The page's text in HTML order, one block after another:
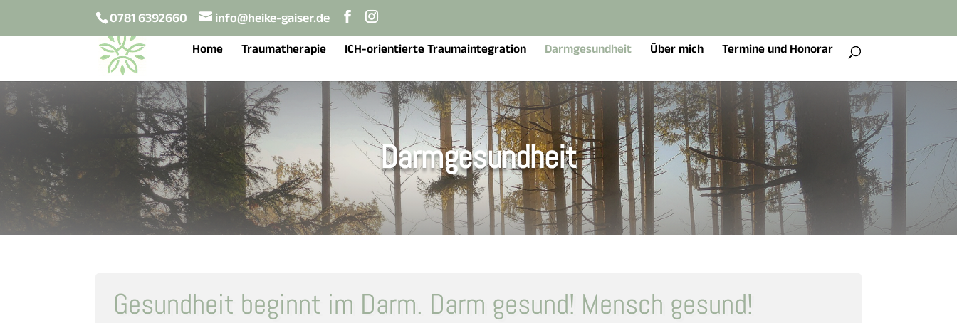
0781 6392660 info@heike-gaiser.de
Home Traumatherapie ICH-orientierte Traumaintegration Darmgesundheit Über mich Termine und Honorar
Darmgesundheit
Gesundheit beginnt im Darm. Darm gesund! Mensch gesund!